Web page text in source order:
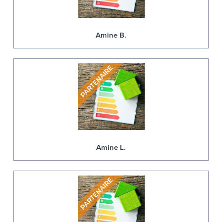
Amine B.
Amine L.